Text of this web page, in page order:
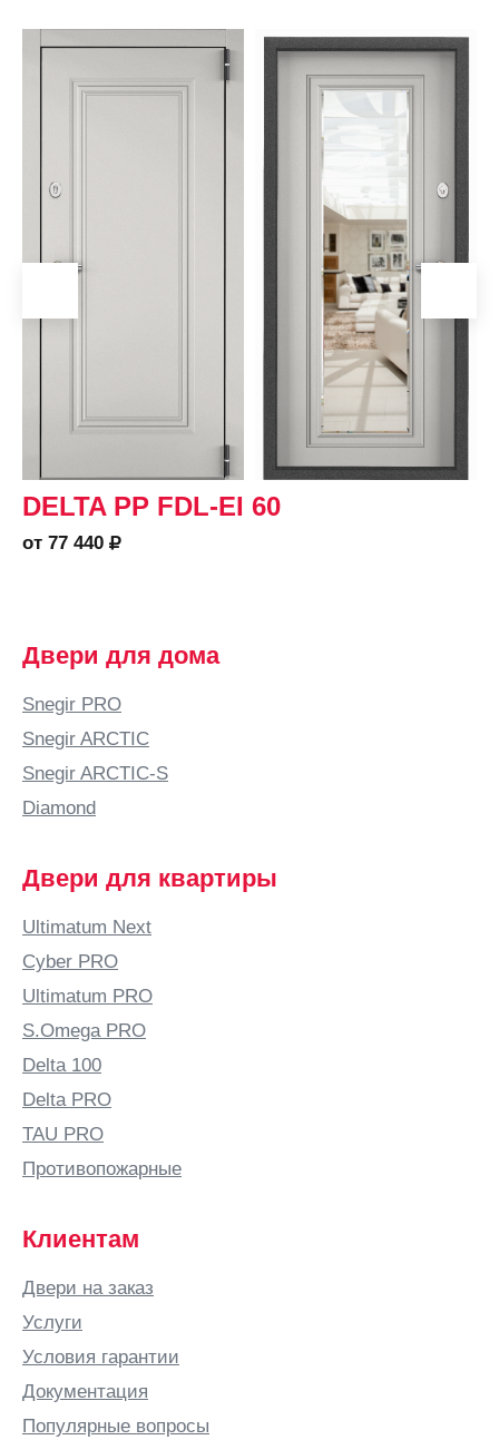
DELTA PP FDL-EI 60
от 77 440
Двери для дома
Snegir PRO
Snegir ARCTIC
Snegir ARCTIC-S
Diamond
Двери для квартиры
Ultimatum Next
Cyber PRO
Ultimatum PRO
S.Omega PRO
Delta 100
Delta PRO
TAU PRO
Противопожарные
Клиентам
Двери на заказ
Услуги
Условия гарантии
Документация
Популярные вопросы